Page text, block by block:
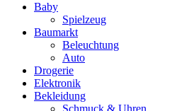
Baby
Spielzeug
Baumarkt
Beleuchtung
Auto
Drogerie
Elektronik
Bekleidung
Schmuck & Uhren